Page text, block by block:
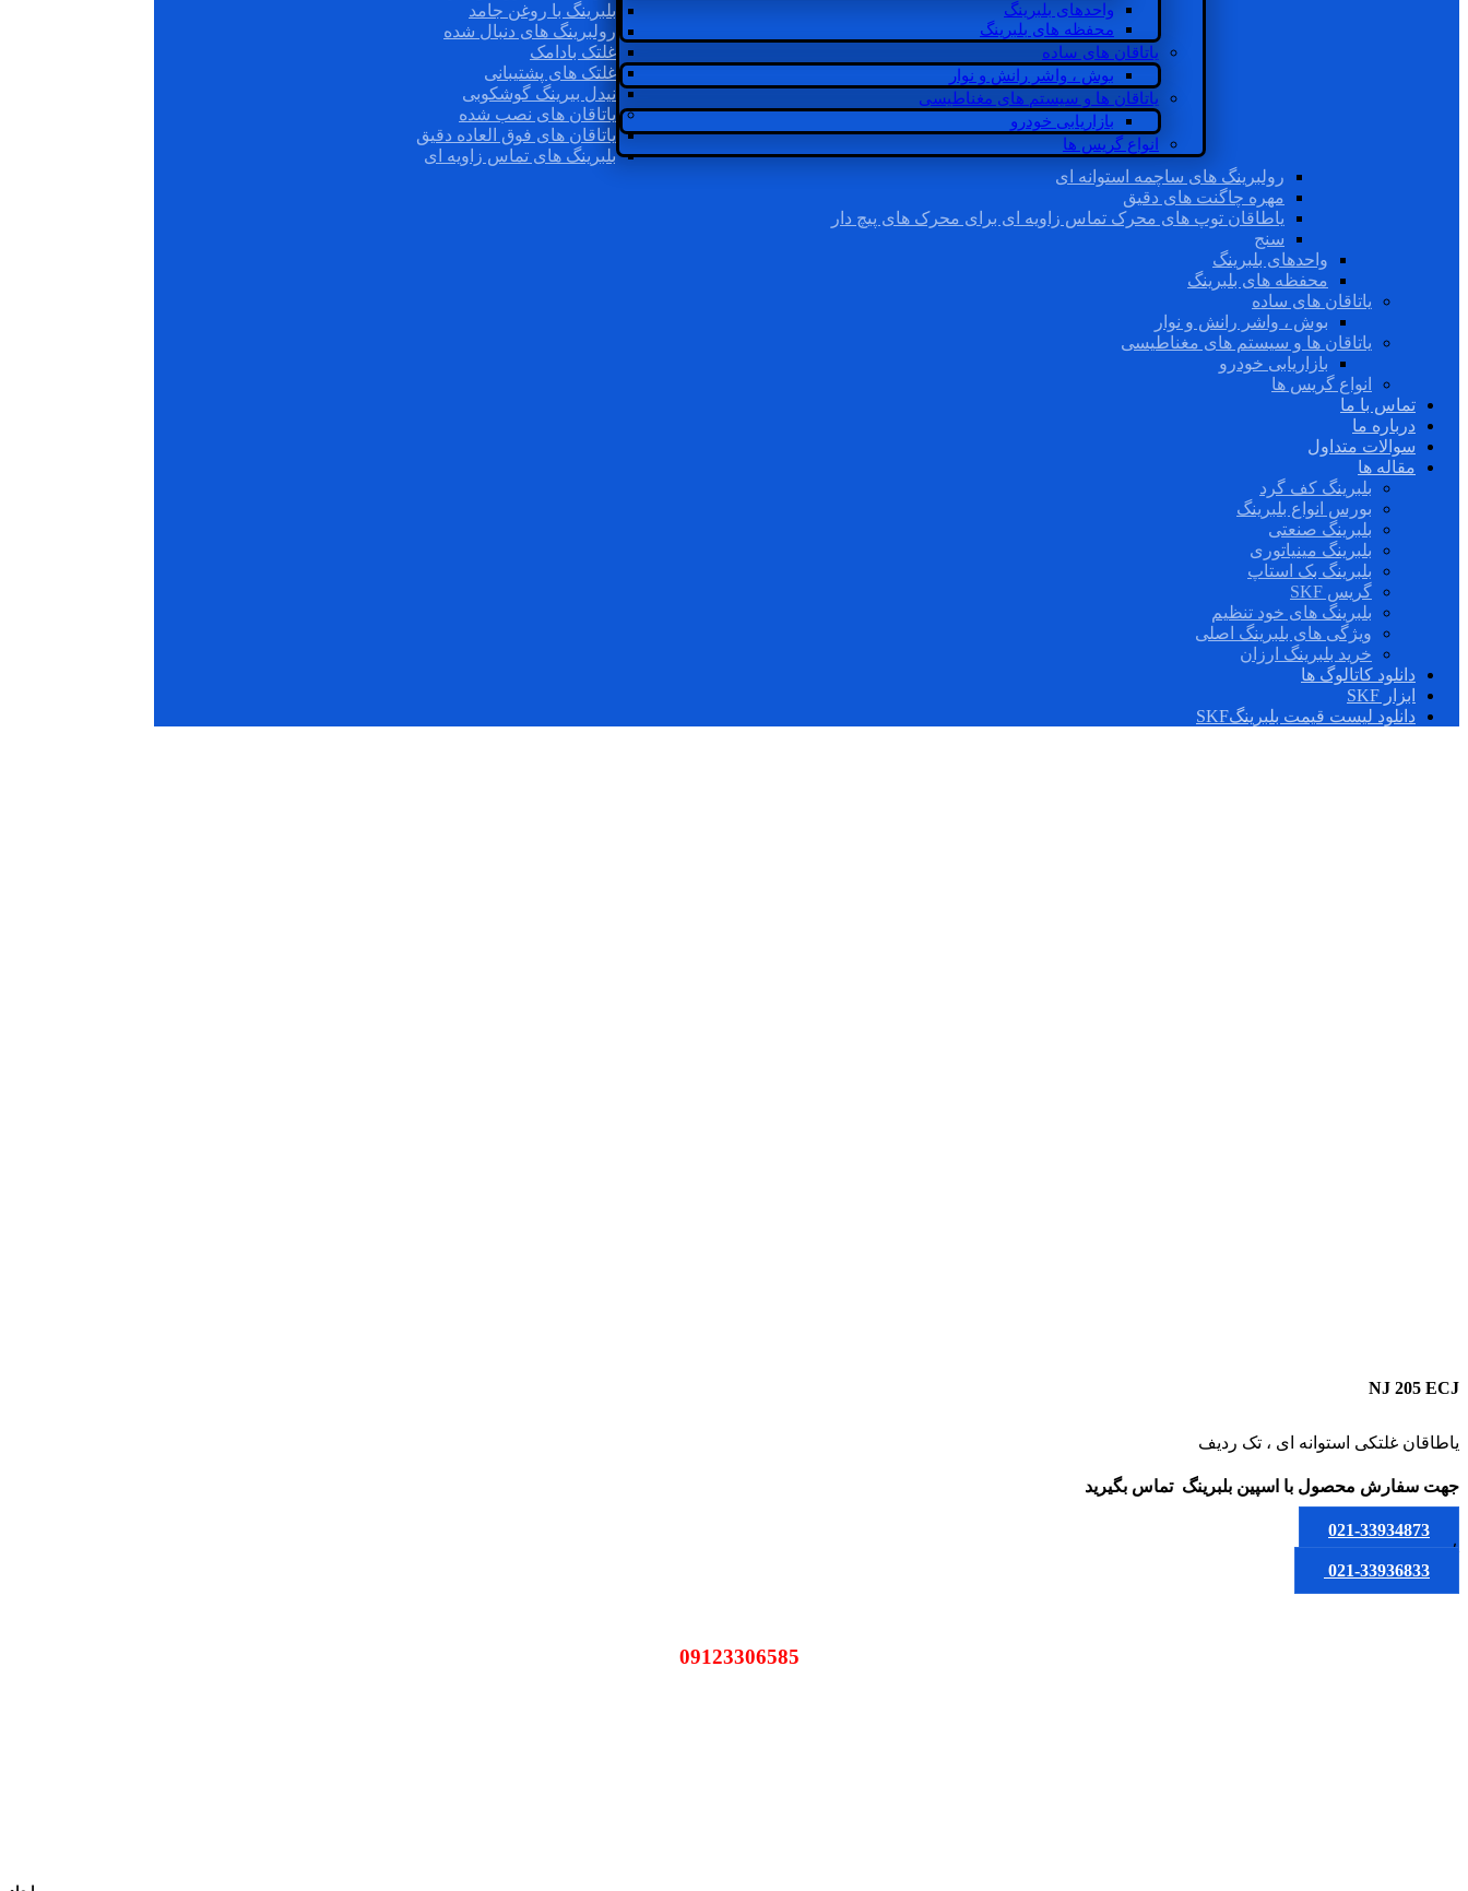
واحدهای بلبرینگ
محفظه های بلبرینگ
یاتاقان های ساده
بوش ، واشر رانش و نوار
یاتاقان ها و سیستم های مغناطیسی
بازاریابی خودرو
انواع گریس ها
بلبرینگ با روغن جامد
رولبرینگ های دنبال شده
غلتک بادامک
غلتک های پشتیبانی
نیدل بیرینگ گوشکوبی
یاتاقان های نصب شده
یاتاقان های فوق العاده دقیق
بلبرینگ های تماس زاویه ای
رولبرینگ های ساچمه استوانه ای
مهره چاگنت های دقیق
یاطاقان توپ های محرک تماس زاویه ای برای محرک های پیچ دار
سنج
واحدهای بلبرینگ
محفظه های بلبرینگ
یاتاقان های ساده
بوش ، واشر رانش و نوار
یاتاقان ها و سیستم های مغناطیسی
بازاریابی خودرو
انواع گریس ها
تماس با ما
درباره ما
سوالات متداول
مقاله ها
بلبرینگ کف گرد
بورس انواع بلبرینگ
بلبرینگ صنعتی
بلبرینگ مینیاتوری
بلبرینگ بک استاپ
گریس SKF
بلبرینگ های خود تنظیم
ویژگی های بلبرینگ اصلی
خرید بلبرینگ ارزان
دانلود کاتالوگ ها
ابزار SKF
دانلود لیست قیمت بلبرینگSKF
NJ 205 ECJ
یاطاقان غلتکی استوانه ای ، تک ردیف
جهت سفارش محصول با اسپین بلبرینگ تماس بگیرید
021-33934873
یا
021-33936833